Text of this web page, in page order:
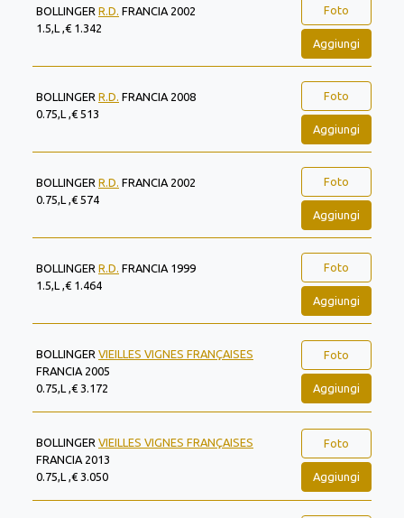
BOLLINGER R.D. FRANCIA 2002
1.5,L ,€ 1.342
Foto
Aggiungi
BOLLINGER R.D. FRANCIA 2008
0.75,L ,€ 513
Foto
Aggiungi
BOLLINGER R.D. FRANCIA 2002
0.75,L ,€ 574
Foto
Aggiungi
BOLLINGER R.D. FRANCIA 1999
1.5,L ,€ 1.464
Foto
Aggiungi
BOLLINGER VIEILLES VIGNES FRANÇAISES
FRANCIA 2005
0.75,L ,€ 3.172
Foto
Aggiungi
BOLLINGER VIEILLES VIGNES FRANÇAISES
FRANCIA 2013
0.75,L ,€ 3.050
Foto
Aggiungi